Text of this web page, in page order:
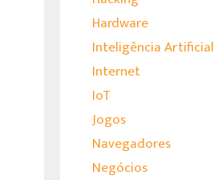
Hardware
Inteligência Artificial
Internet
IoT
Jogos
Navegadores
Negócios